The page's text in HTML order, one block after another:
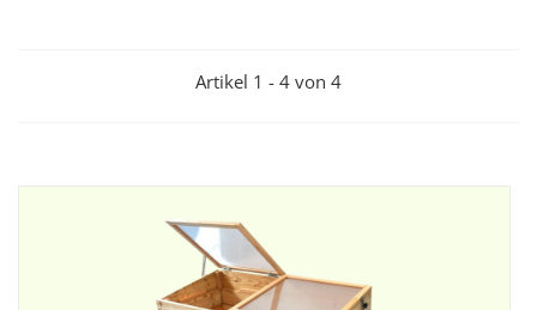
Artikel 1 - 4 von 4